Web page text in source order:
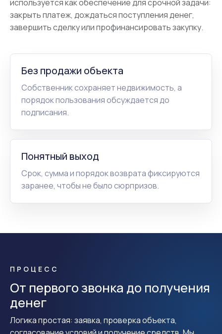
используется как обеспечение для срочной задачи:
закрыть платеж, дождаться поступления денег,
завершить сделку или профинансировать закупку.
Без продажи объекта
Собственник сохраняет недвижимость, а
порядок пользования обсуждается до
подписания.
Понятный выход
Срок, сумма и порядок возврата фиксируются
заранее, чтобы не было сюрпризов.
ПРОЦЕСС
От первого звонка до получения
денег
Логика простая: заявка, проверка объекта,